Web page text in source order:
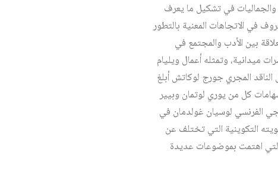
والجماليات في تشكيل ما يعرف
في الاتجاهات المعنية بالتطور
بين الأدب والمجتمع في
ميدانية، وتمثله أعمال ويليام
الناقد المجري جورج لوكاتش أبلغ
كل من يوري لوتمان وبيير
الفرنسي لوسيان غولدمان في
التكوينية التي تختلف عن
اهتمت بموضوعات عديدة